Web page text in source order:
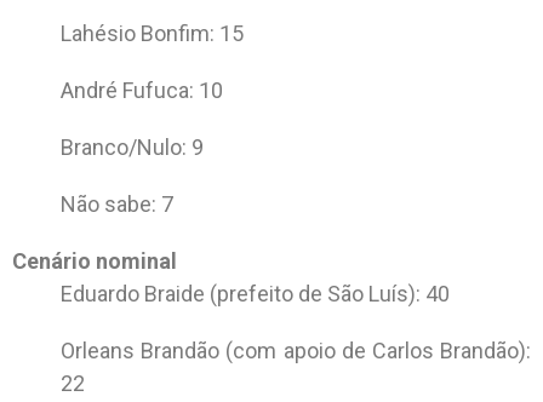
Lahésio Bonfim: 15
André Fufuca: 10
Branco/Nulo: 9
Não sabe: 7
Cenário nominal
Eduardo Braide (prefeito de São Luís): 40
Orleans Brandão (com apoio de Carlos Brandão):
22